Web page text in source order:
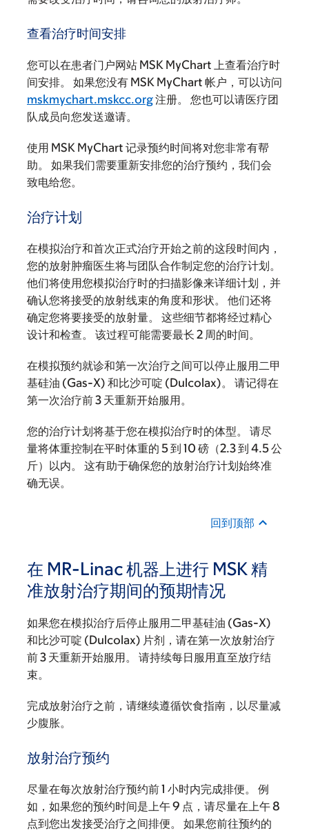
查看治疗时间安排
您可以在患者门户网站 MSK MyChart 上查看治疗时
间安排。 如果您没有 MSK MyChart 帐户，可以访问
mskmychart.mskcc.org注册。 您也可以请医疗团
队成员向您发送邀请。
使用 MSK MyChart 记录预约时间将对您非常有帮
助。 如果我们需要重新安排您的治疗预约，我们会
致电给您。
治疗计划
在模拟治疗和首次正式治疗开始之前的这段时间内，
您的放射肿瘤医生将与团队合作制定您的治疗计划。
他们将使用您模拟治疗时的扫描影像来详细计划，并
确认您将接受的放射线束的角度和形状。 他们还将
确定您将要接受的放射量。 这些细节都将经过精心
设计和检查。 该过程可能需要最长 2 周的时间。
在模拟预约就诊和第一次治疗之间可以停止服用二甲
基硅油 (Gas-X) 和比沙可啶 (Dulcolax)。 请记得在
第一次治疗前 3 天重新开始服用。
您的治疗计划将基于您在模拟治疗时的体型。 请尽
量将体重控制在平时体重的 5 到 10 磅（2.3 到 4.5 公
斤）以内。 这有助于确保您的放射治疗计划始终准
确无误。
回到顶部
在 MR-Linac 机器上进行 MSK 精
准放射治疗期间的预期情况
如果您在模拟治疗后停止服用二甲基硅油 (Gas-X)
和比沙可啶 (Dulcolax) 片剂，请在第一次放射治疗
前 3 天重新开始服用。 请持续每日服用直至放疗结
束。
完成放射治疗之前，请继续遵循饮食指南，以尽量减
少腹胀。
放射治疗预约
尽量在每次放射治疗预约前 1 小时内完成排便。 例
如，如果您的预约时间是上午 9 点，请尽量在上午 8
点到您出发接受治疗之间排便。 如果您前往预约的